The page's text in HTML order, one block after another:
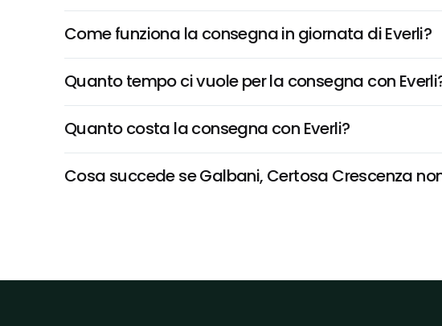
Come funziona la consegna in giornata di Everli?
Quanto tempo ci vuole per la consegna con
Quanto costa la consegna con Everli?
Cosa succede se Galbani, Certosa Crescenza